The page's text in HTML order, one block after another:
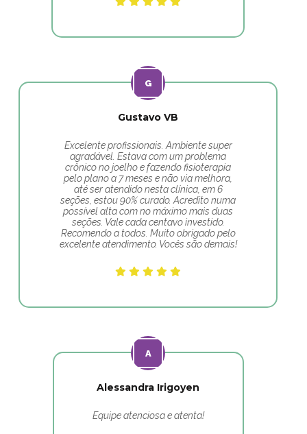
Gustavo VB
Excelente profissionais. Ambiente super
agradável. Estava com um problema
crônico no joelho e fazendo fisioterapia
pelo plano a 7 meses e não via melhora,
até ser atendido nesta clínica, em 6
seções, estou 90% curado. Acredito numa
possível alta com no máximo mais duas
seções. Vale cada centavo investido.
Recomendo a todos. Muito obrigado pelo
excelente atendimento. Vocês são demais!
Alessandra Irigoyen
Equipe atenciosa e atenta!